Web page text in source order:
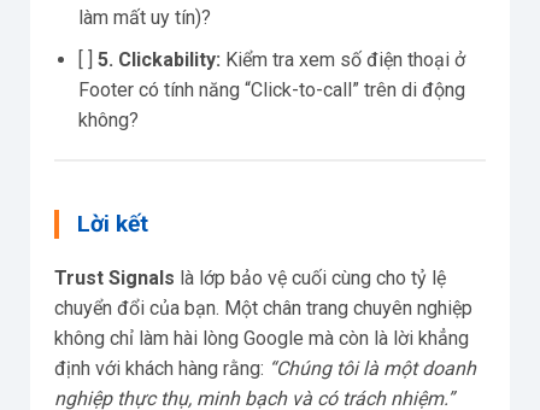
làm mất uy tín)?
[ ] 5. Clickability: Kiểm tra xem số điện thoại ở
Footer có tính năng “Click-to-call” trên di động
không?
Lời kết
Trust Signals là lớp bảo vệ cuối cùng cho tỷ lệ
chuyển đổi của bạn. Một chân trang chuyên nghiệp
không chỉ làm hài lòng Google mà còn là lời khẳng
định với khách hàng rằng: “Chúng tôi là một doanh
nghiệp thực thụ, minh bạch và có trách nhiệm.”